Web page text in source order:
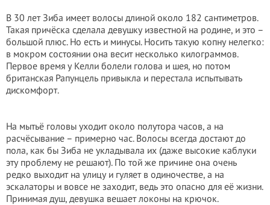
В 30 лет Зиба имеет волосы длиной около 182 сантиметров.
Такая причёска сделала девушку известной на родине, и это –
большой плюс. Но есть и минусы. Носить такую копну нелегко:
в мокром состоянии она весит несколько килограммов.
Первое время у Келли болели голова и шея, но потом
британская Рапунцель привыкла и перестала испытывать
дискомфорт.
На мытьё головы уходит около полутора часов, а на
расчёсывание – примерно час. Волосы всегда достают до
пола, как бы Зиба не укладывала их (даже высокие каблуки
эту проблему не решают). По той же причине она очень
редко выходит на улицу и гуляет в одиночестве, а на
эскалаторы и вовсе не заходит, ведь это опасно для её жизни.
Принимая душ, девушка вешает локоны на крючок.